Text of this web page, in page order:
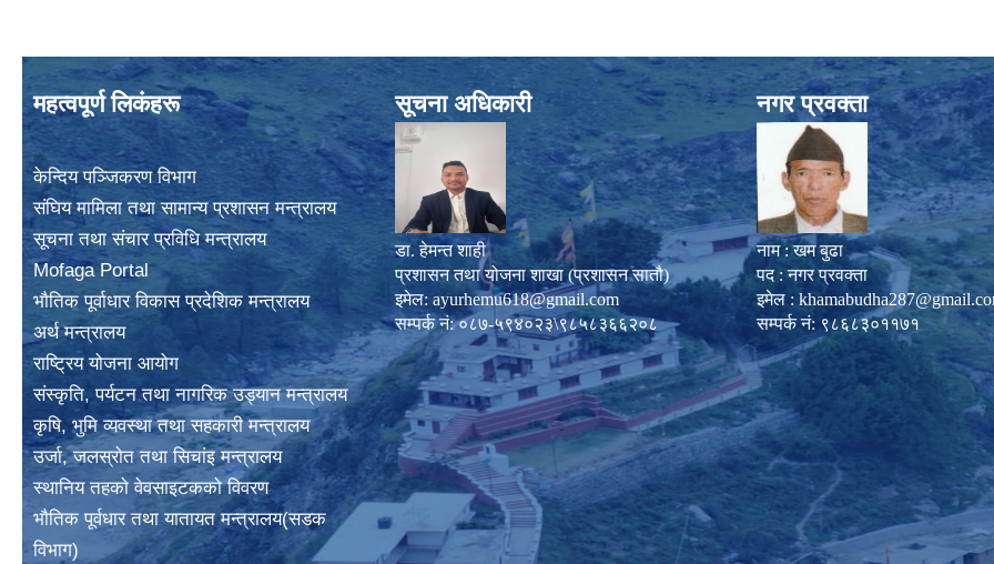
महत्वपूर्ण लिकंहरू
केन्दिय पञ्जिकरण विभाग
संघिय मामिला तथा सामान्य प्रशासन मन्त्रालय
सूचना तथा संचार प्रविधि मन्त्रालय
Mofaga Portal
भाैतिक पूर्वाधार विकास प्रदेशिक मन्त्रालय
अर्थ मन्त्रालय
राष्ट्रिय योजना आयोग
संस्कृति, पर्यटन तथा नागरिक उड्यान मन्त्रालय
कृषि, भुमि व्यवस्था तथा सहकारी मन्त्रालय
उर्जा, जलस्राेत तथा सिचांइ मन्त्रालय
स्थानिय तहकाे वेवसाइटककाे विवरण
भाैतिक पूर्वधार तथा यातायत मन्त्रालय(सडक
विभाग)
सूचना अधिकारी
डा. हेमन्त शाही
प्रशासन तथा योजना शाखा (प्रशासन सातौ)
इमेल: ayurhemu618@gmail.com
सम्पर्क नं: ०८७-५९४०२३\९८५८३६६२०८
नगर प्रवक्ता
नाम : खम बुढा
पद : नगर प्रवक्ता
इमेल :
सम्पर्क नं: ९८६८३०११७१